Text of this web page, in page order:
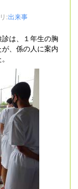
:出来事
は、１年生の胸
、係の人に案内